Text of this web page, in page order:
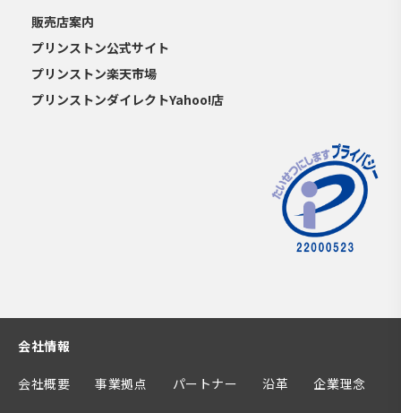
販売店案内
プリンストン公式サイト
プリンストン楽天市場
プリンストンダイレクトYahoo!店
会社情報
会社概要 事業拠点 パートナー 沿革 企業理念